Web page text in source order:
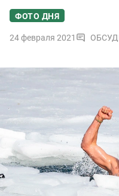
ФОТО ДНЯ
24 февраля 2021